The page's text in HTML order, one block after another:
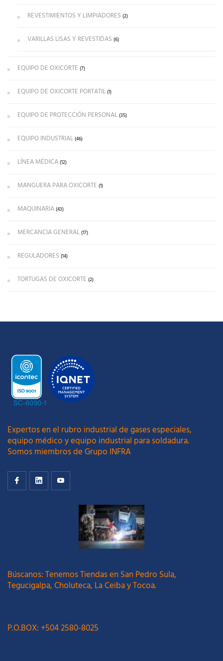
REVESTIMIENTOS Y LIMPIADORES (2)
VARILLAS LISAS Y REVESTIDAS (6)
EQUIPO DE OXICORTE (7)
EQUIPO DE OXICORTE PORTATIL(1)
EQUIPO DE PROTECCIÓN PERSONAL(35)
EQUIPO INDUSTRIAL(46)
LÍNEA MÉDICA(12)
MANGUERA PARA OXICORTE (1)
MAQUINARIA(43)
MERCANCIA GENERAL(17)
REGULADORES (14)
TORTUGAS DE OXICORTE (2)
Expertos en el rubro industrial de gases especiales,
equipo médico y equipo industrial para soldadura.
Somos miembros de Grupo INFRA
Búscanos: Tenemos Tiendas en San Pedro Sula,
Tegucigalpa, Choluteca, La Ceiba y Tocoa.
P.O.BOX: +504 2580-8025